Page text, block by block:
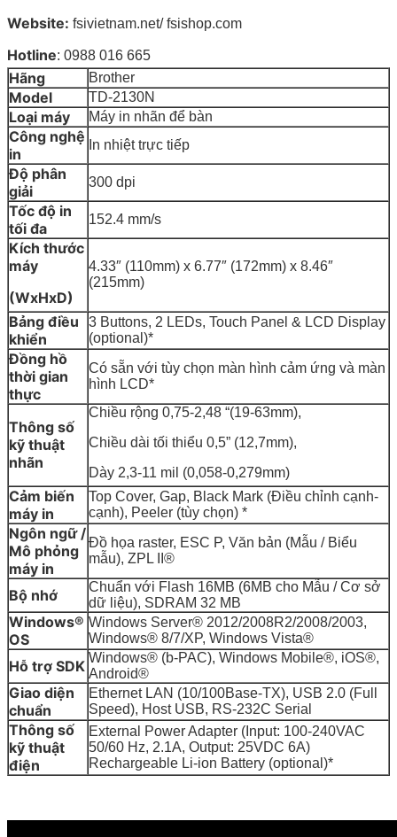
Website: fsivietnam.net/ fsishop.com
Hotline: 0988 016 665
Hãng Brother
Model TD-2130N
Loại máy Máy in nhãn để bàn
Công nghệ
in
In nhiệt trực tiếp
Độ phân
giải
300 dpi
Tốc độ in
tối đa
152.4 mm/s
Kích thước
máy
(WxHxD)
4.33″ (110mm) x 6.77″ (172mm) x 8.46″
(215mm)
Bảng điều
khiển
3 Buttons, 2 LEDs, Touch Panel & LCD Display
(optional)*
Đồng hồ
thời gian
thực
Có sẵn với tùy chọn màn hình cảm ứng và màn
hình LCD*
Thông số
kỹ thuật
nhãn
Chiều rộng 0,75-2,48 “(19-63mm),
Chiều dài tối thiểu 0,5” (12,7mm),
Dày 2,3-11 mil (0,058-0,279mm)
Cảm biến
máy in
Top Cover, Gap, Black Mark (Điều chỉnh cạnh-
cạnh), Peeler (tùy chọn) *
Ngôn ngữ /
Mô phỏng
máy in
Đồ họa raster, ESC P, Văn bản (Mẫu / Biểu
mẫu), ZPL II®
Bộ nhớ
Chuẩn với Flash 16MB (6MB cho Mẫu / Cơ sở
dữ liệu), SDRAM 32 MB
Windows®
OS
Windows Server® 2012/2008R2/2008/2003,
Windows® 8/7/XP, Windows Vista®
Hỗ trợ SDK Windows® (b-PAC), Windows Mobile®, iOS®,
Android®
Giao diện
chuẩn
Ethernet LAN (10/100Base-TX), USB 2.0 (Full
Speed), Host USB, RS-232C Serial
Thông số
kỹ thuật
điện
External Power Adapter (Input: 100-240VAC
50/60 Hz, 2.1A, Output: 25VDC 6A)
Rechargeable Li-ion Battery (optional)*